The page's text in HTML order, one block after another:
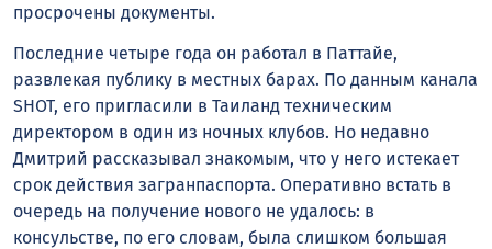
просрочены документы.
Последние четыре года он работал в Паттайе,
развлекая публику в местных барах. По данным канала
SHOT, его пригласили в Таиланд техническим
директором в один из ночных клубов. Но недавно
Дмитрий рассказывал знакомым, что у него истекает
срок действия загранпаспорта. Оперативно встать в
очередь на получение нового не удалось: в
консульстве, по его словам, была слишком большая